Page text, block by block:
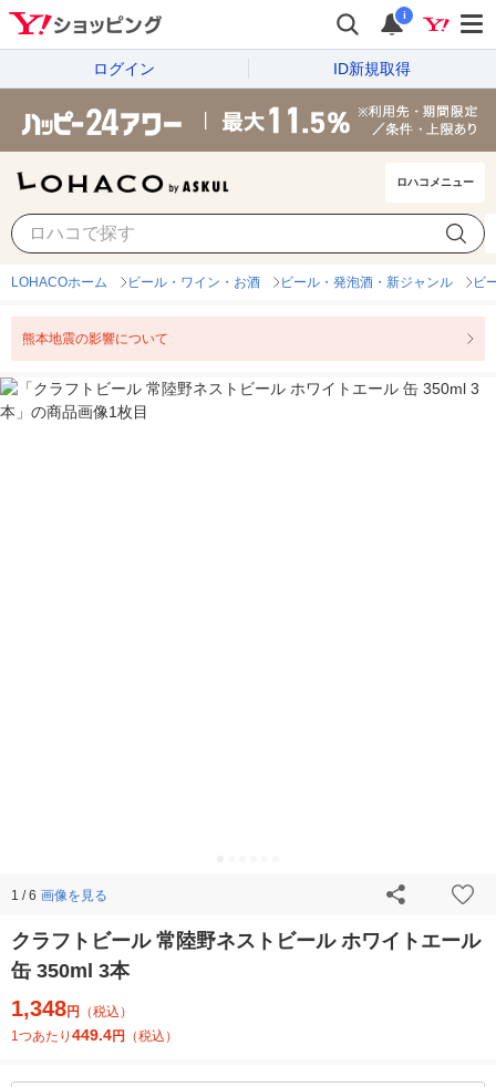
i
ログイン ID新規取得
ロハコメニュー
LOHACOホーム ビール・ワイン・お酒 ビール・発泡酒・新ジャンル ビ
熊本地震の影響について
1 / 6 画像を見る
クラフトビール 常陸野ネストビール ホワイトエール
缶 350ml 3本
1,348円
（税込）
1つあたり 449.4円 （税込）